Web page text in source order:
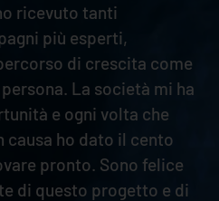
ricevuto tanti
più esperti,
di crescita come
La società mi ha
e ogni volta che
causa ho dato il cento
pronto. Sono felice
di questo progetto e di